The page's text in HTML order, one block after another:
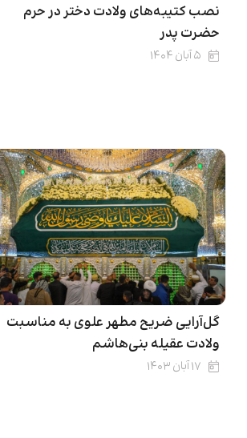
نصب کتیبه‌های ولادت دختر در حرم
حضرت پدر
۵ آبان ۱۴۰۴
گل‌آرایی ضریح مطهر علوی به مناسبت
ولادت عقیله بنی‌هاشم
۱۷ آبان ۱۴۰۳